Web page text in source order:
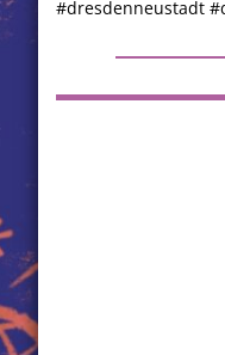
#dresdenneustadt